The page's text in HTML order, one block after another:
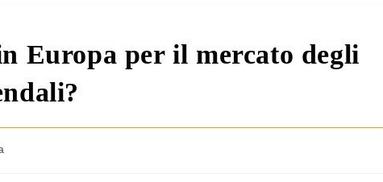
Europa per il mercato degli